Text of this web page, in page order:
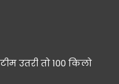
उतरी तो 100 किलो